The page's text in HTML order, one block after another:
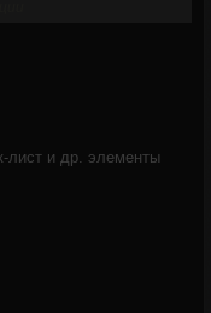
лист и др. элементы